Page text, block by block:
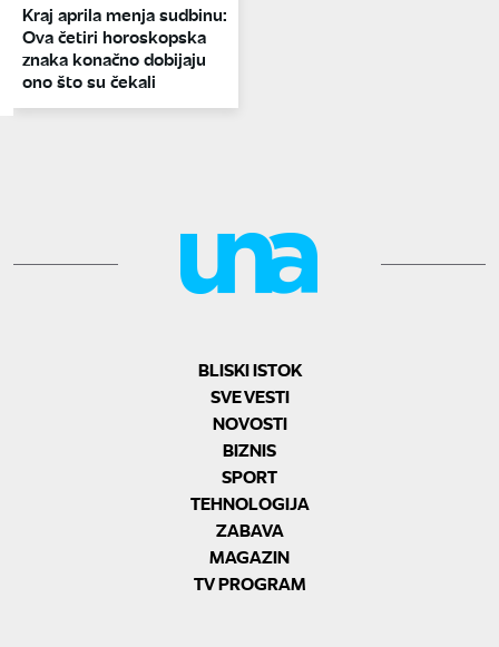
Kraj aprila menja sudbinu:
Ova četiri horoskopska
znaka konačno dobijaju
ono što su čekali
BLISKI ISTOK
SVE VESTI
NOVOSTI
BIZNIS
SPORT
TEHNOLOGIJA
ZABAVA
MAGAZIN
TV PROGRAM